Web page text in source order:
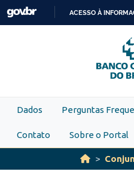
Skip to main content
ACESSO À
Dados Perguntas
Contato Sobre o Portal